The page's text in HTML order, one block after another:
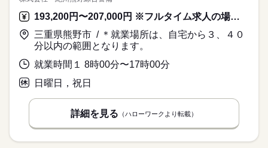
◆格安寮あり …寮完備だから 遠方の方も安心です♪ ◆週払い
制度あり …お財布にうれしい前払い制度あり♪ 急な出費にも
対応できます！ 他にも、 雇用保険完備、交通費規定支給、 資格
手当支給、教育期間あり… 充実の福利厚生でお待ちしておりま
す！
未経験OK
30代活躍 40代活躍 50代活躍 60代歓迎
い！ ご応募お待ちしております！
￣￣￣￣￣ ◆警備業法により18歳以上の方 ［大歓迎です！］
￣￣￣￣￣￣￣ ◎警備にかかわる資格をお持ちの方 ・未経験O
K ・経験者優遇 ・学歴不問 ・ブランクOK ・既卒・第二新卒の
方 ・フリーターさん歓迎 ・主婦（夫）さん歓迎
給与 時給 1,140円～
費備考】 規定あり
職場の様子 しずか にぎやか
業界 サービス関連
◆格安寮あり …寮完備だから 遠方の方も安心です♪ ◆週払い
制度あり …お財布にうれしい前払い制度あり♪ 急な出費にも
対応できます！ 他にも、 雇用保険完備、交通費規定支給、 資格
手当支給、教育期間あり… 充実の福利厚生でお待ちしておりま
す！
続きを読む
お願いします 特別なスキルや経験は必要なし！ はじめての方で
も大歓迎です☆ 職場は和気あいあいとした雰囲気で ベテランス
タッフも多く、初めてでも 優しくサポートしてくれる環境です♪
経験やスキルではなく人柄重視なので、 まずはお気軽にお問い
合わせください♪ 少しでも興味がございましたら ご連絡くださ
続きを読む
／ 学歴・経験不問！ シニア世代も活躍中 ＼ ［必須条件］
￣￣￣￣￣ ◆警備業法により18歳以上の方 ［大歓迎です！］
K ・経験者優遇 ・学歴不問 ・ブランクOK ・既卒・第二新卒の
方 ・フリーターさん歓迎 ・主婦（夫）さん歓迎
193,200円〜207,000円 ※フルタイム求人の場合は月額（換算額）、パート求人の場合は時間額を表示しています。
三重県熊野市 / ＊就業場所は、自宅から３、４０
分以内の範囲となります。
就業時間１ 8時00分〜17時00分
日曜日，祝日
詳細を見る （ハローワークより転載）